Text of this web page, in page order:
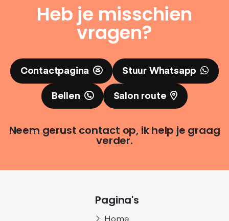
Heb je misschien
vragen?
Contactpagina
Stuur Whatsapp
Bellen
Salon route
Neem gerust contact op, ik help je graag
verder.
Pagina's
Home